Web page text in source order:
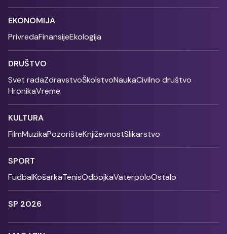
EKONOMIJA
PrivredaFinansijeEkologija
DRUŠTVO
Svet radaZdravstvoŠkolstvoNaukaCivilno društvo
HronikaVreme
KULTURA
FilmMuzikaPozorišteKnjiževnostSlikarstvo
SPORT
FudbalKošarkaTenisOdbojkaVaterpoloOstalo
SP 2026